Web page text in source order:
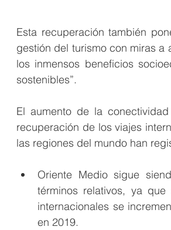
Esta recuperación también
gestión del turismo con miras
los inmensos beneficios
sostenibles”.
El aumento de la
recuperación de los viajes
las regiones del mundo han
Oriente Medio sigue
términos relativos, ya
internacionales se
en 2019.